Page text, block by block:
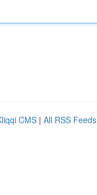
CMS | All RSS Feeds